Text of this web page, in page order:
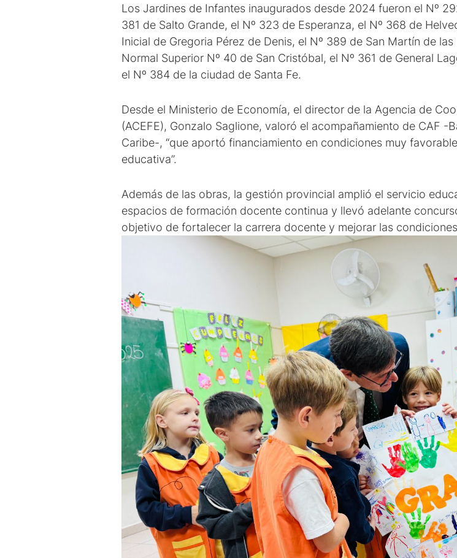
Los Jardines de Infantes inaugurados desde 2024 fueron el Nº
381 de Salto Grande, el Nº 323 de Esperanza, el Nº 368 de
Inicial de Gregoria Pérez de Denis, el Nº 389 de San Martín de
Normal Superior Nº 40 de San Cristóbal, el Nº 361 de General
el Nº 384 de la ciudad de Santa Fe.
Desde el Ministerio de Economía, el director de la Agencia de
(ACEFE), Gonzalo Saglione, valoró el acompañamiento de CAF -
Caribe-, “que aportó financiamiento en condiciones muy
educativa”.
Además de las obras, la gestión provincial amplió el servicio
espacios de formación docente continua y llevó adelante
objetivo de fortalecer la carrera docente y mejorar las